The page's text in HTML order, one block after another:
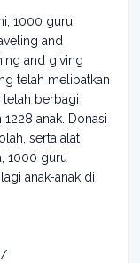
1000 guru
and
and giving
telah melibatkan
berbagi
anak. Donasi
serta alat
1000 guru
anak-anak di